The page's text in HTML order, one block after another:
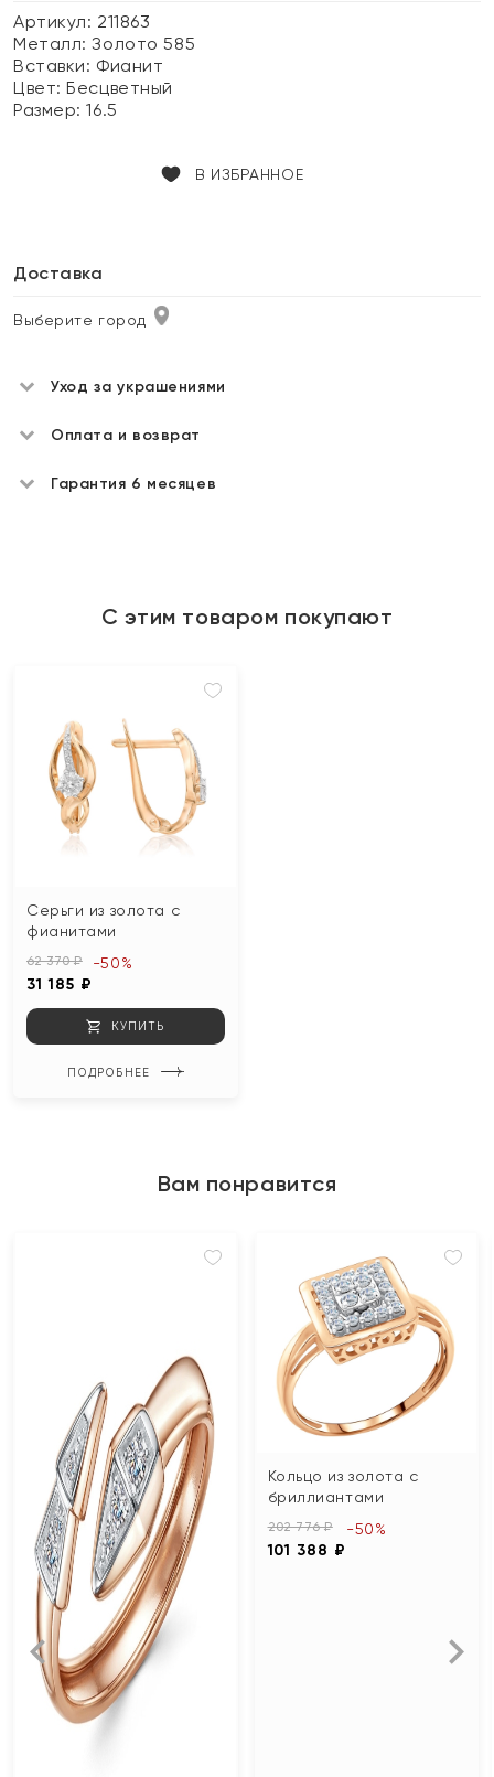
Артикул: 211863
Металл:Золото 585
Вставки: Фианит
Цвет:Бесцветный
Размер:16.5
В ИЗБРАННОЕ
Доставка
Выберите город
Уход за украшениями
Оплата и возврат
Гарантия 6 месяцев
С этим товаром покупают
Серьги из золота с
фианитами
62 370 ₽
31 185 ₽
-50%
КУПИТЬ
ПОДРОБНЕЕ
Вам понравится
Кольцо из золота с
бриллиантами
202 776 ₽
101 388 ₽
-50%